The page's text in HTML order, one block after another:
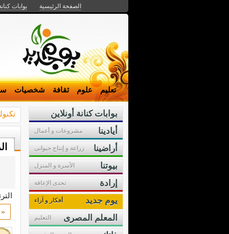
الصفحة الرئيسية بوابات
تعليم علوم ثقافة شخصيات
«
بوابات كنانة أونلاين
أيادينا
مشروعات و أعمال
أراضينا زراعة و إنتاج حيوانى
بيوتنا الأسرة و المنزل
إرادة تحدى الإعاقة
يوم جديد أفكار و آراء
المعلم المصرى التعليم